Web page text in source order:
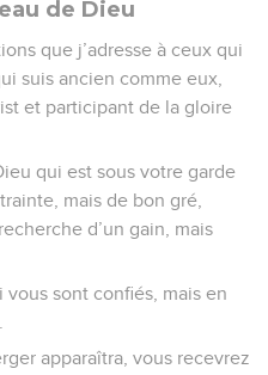
de Dieu
que j’adresse à ceux qui
suis ancien comme eux,
et participant de la gloire
qui est sous votre garde
mais de bon gré,
d’un gain, mais
sont confiés, mais en
apparaîtra, vous recevrez